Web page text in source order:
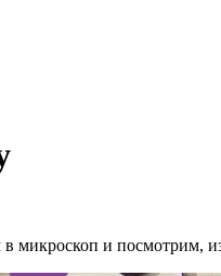
микроскоп и посмотрим,